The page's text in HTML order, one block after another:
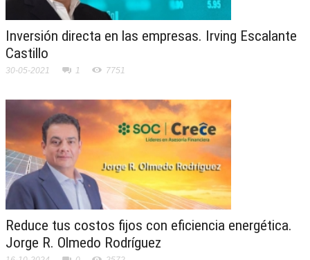
Inversión directa en las empresas. Irving Escalante
Castillo
30-05-2021 1 7751
Reduce tus costos fijos con eficiencia energética.
Jorge R. Olmedo Rodríguez